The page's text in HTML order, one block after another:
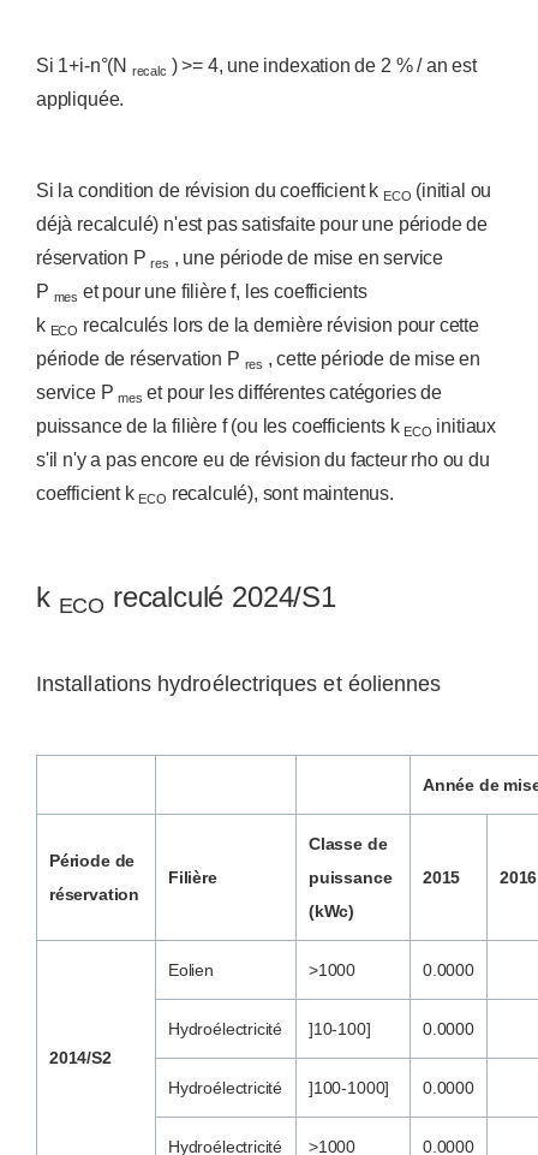
Si 1+i-n°(N recalc ) >= 4, une indexation de 2 % / an est
appliquée.
Si la condition de révision du coefficient k ECO (initial ou
déjà recalculé) n'est pas satisfaite pour une période de
réservation Pres , une période de mise en service
P mes et pour une filière f, les coefficients
k ECO recalculés lors de la dernière révision pour cette
période de réservation P res , cette période de mise en
service Pmes et pour les différentes catégories de
puissance de la filière f (ou les coefficients k ECO initiaux
s'il n'y a pas encore eu de révision du facteur rho ou du
coefficient k ECO recalculé), sont maintenus.
k ECO recalculé 2024/S1
Installations hydroélectriques et éoliennes
Année de
Période de
réservation
Filière
Classe de
puissance
(kWc)
2015 2016
2014/S2
Eolien >1000 0.0000
Hydroélectricité ]10-100] 0.0000
Hydroélectricité ]100-1000] 0.0000
Hydroélectricité >1000 0.0000